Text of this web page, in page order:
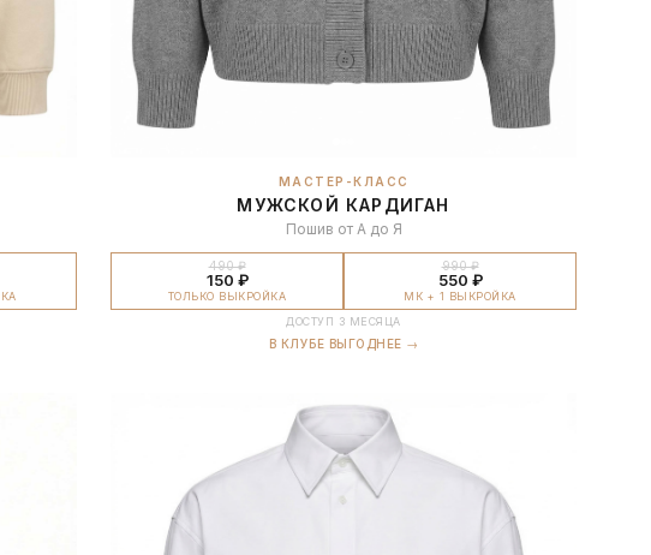
МАСТЕР-КЛАСС
МУЖСКОЙ КАРДИГАН
Пошив от А до Я
490 ₽
150 ₽
ТОЛЬКО ВЫКРОЙКА
990 ₽
550 ₽
МК + 1 ВЫКРОЙКА
ДОСТУП 3 МЕСЯЦА
В КЛУБЕ ВЫГОДНЕЕ →